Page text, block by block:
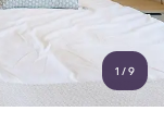
Langue
1 /9